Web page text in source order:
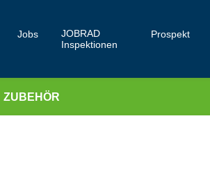
Jobs
JOBRAD
Inspektionen
Prospekt
ZUBEHÖR